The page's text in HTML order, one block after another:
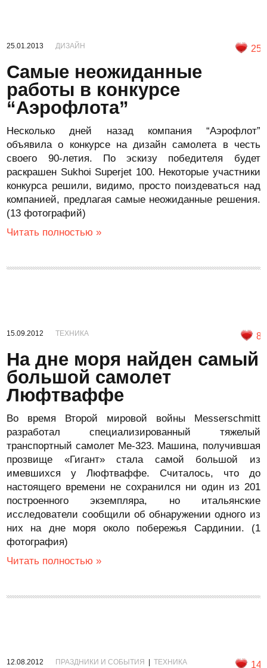
25.01.2013 ДИЗАЙН 25
Самые неожиданные
работы в конкурсе
“Аэрофлота”
Несколько дней назад компания “Аэрофлот”
объявила о конкурсе на дизайн самолета в честь
своего 90-летия. По эскизу победителя будет
раскрашен Sukhoi Superjet 100. Некоторые участники
конкурса решили, видимо, просто поиздеваться над
компанией, предлагая самые неожиданные решения.
(13 фотографий)
Читать полностью »
15.09.2012 ТЕХНИКА 8
На дне моря найден самый
большой самолет
Люфтваффе
Во время Второй мировой войны Messerschmitt
разработал специализированный тяжелый
транспортный самолет Ме-323. Машина, получившая
прозвище «Гигант» стала самой большой из
имевшихся у Люфтваффе. Считалось, что до
настоящего времени не сохранился ни один из 201
построенного экземпляра, но итальянские
исследователи сообщили об обнаружении одного из
них на дне моря около побережья Сардинии. (1
фотография)
Читать полностью »
12.08.2012 ПРАЗДНИКИ И СОБЫТИЯ |ТЕХНИКА 14